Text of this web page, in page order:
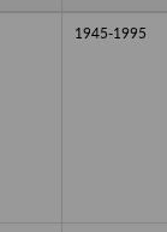
1945-1995